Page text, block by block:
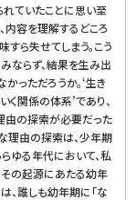
れていたことに思い至
内容を理解するどころ
ら失せてしまう。こう
ならず、結果を生み出
っただろうか。‘生き
く関係の体系’であり、
由の探索が必要だった
理由の探索は、少年期
ゆる年代において、私
の起源にあたる幼年
、誰しも幼年期に「な